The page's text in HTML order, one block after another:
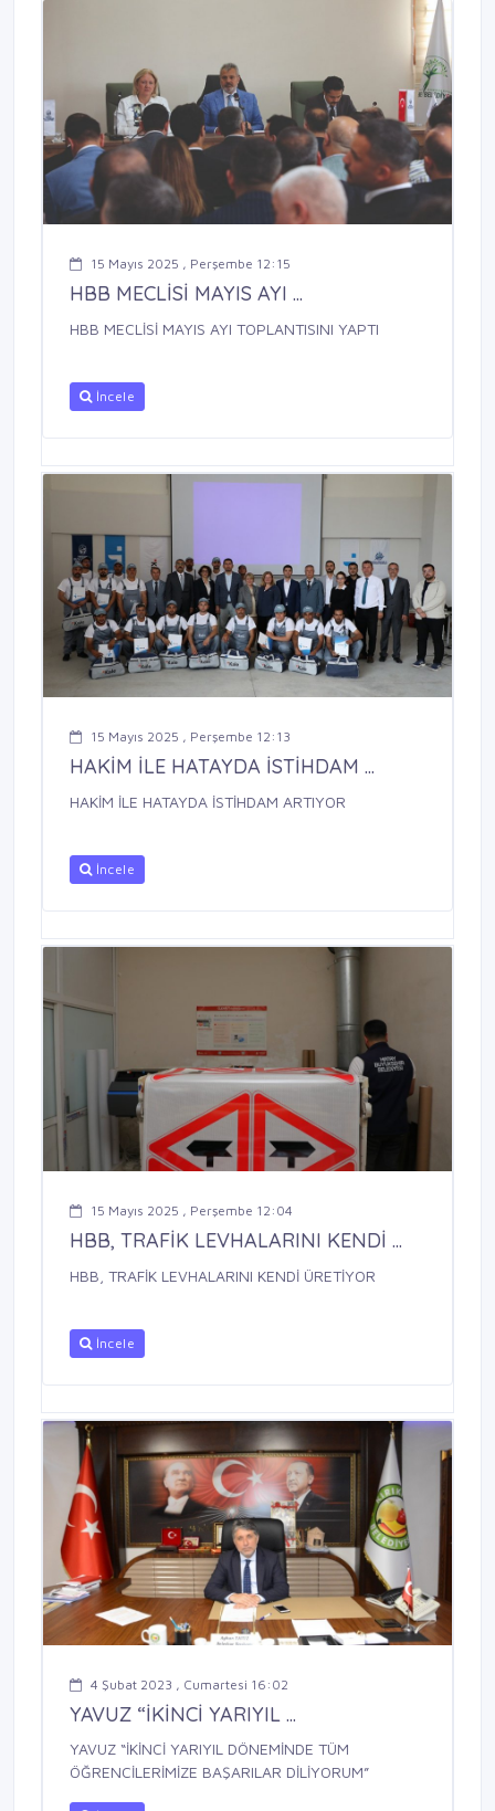
15 Mayıs 2025 , Perşembe 12:15
HBB MECLİSİ MAYIS AYI ...
HBB MECLİSİ MAYIS AYI TOPLANTISINI YAPTI
İncele
15 Mayıs 2025 , Perşembe 12:13
HAKİM İLE HATAYDA İSTİHDAM ...
HAKİM İLE HATAYDA İSTİHDAM ARTIYOR
İncele
15 Mayıs 2025 , Perşembe 12:04
HBB, TRAFİK LEVHALARINI KENDİ ...
HBB, TRAFİK LEVHALARINI KENDİ ÜRETİYOR
İncele
4 Şubat 2023 , Cumartesi 16:02
YAVUZ “İKİNCİ YARIYIL ...
YAVUZ “İKİNCİ YARIYIL DÖNEMİNDE TÜM
ÖĞRENCİLERİMİZE BAŞARILAR DİLİYORUM”